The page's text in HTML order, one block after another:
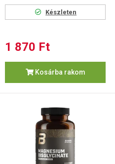
Készleten
1 870 Ft
Kosárba rakom